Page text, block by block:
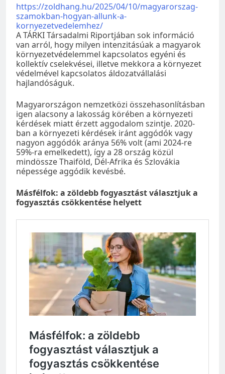
https://zoldhang.hu/2025/04/10/magyarorszag-
szamokban-hogyan-allunk-a-
kornyezetvedelemhez/
A TÁRKI Társadalmi Riportjában sok információ
van arról, hogy milyen intenzitásúak a magyarok
környezetvédelemmel kapcsolatos egyéni és
kollektív cselekvései, illetve mekkora a környezet
védelmével kapcsolatos áldozatvállalási
hajlandóságuk.
Magyarországon nemzetközi összehasonlításban
igen alacsony a lakosság körében a környezeti
kérdések miatt érzett aggodalom szintje. 2020-
ban a környezeti kérdések iránt aggódók vagy
nagyon aggódók aránya 56% volt (ami 2024-re
59%-ra emelkedett), így a 28 ország közül
mindössze Thaiföld, Dél-Afrika és Szlovákia
népessége aggódik kevésbé.
Másfélfok: a zöldebb fogyasztást választjuk a
fogyasztás csökkentése helyett